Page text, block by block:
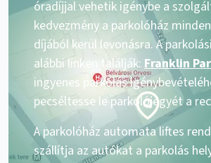
óradíjjal vehetik igénybe a
kedvezmény a parkolóház
díjából kerül levonásra. A
alábbi linken találják: Franklin
ingyenes parkolás
pecséltesse le parkolójegyét a
A parkolóház automata liftes
szállítja az autókat a parkolás